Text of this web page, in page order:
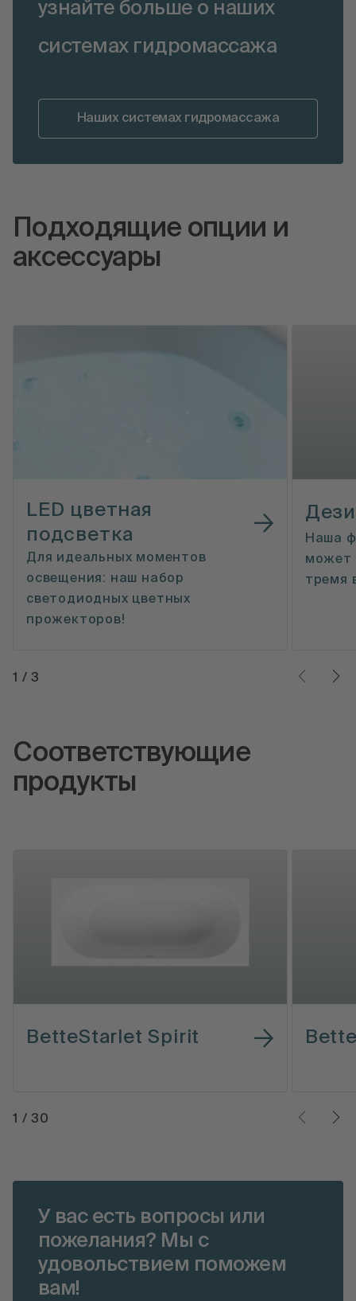
узнайте больше о наших
системах гидромассажа
Наших системах гидромассажа
Подходящие опции и
аксессуары
LED цветная
подсветка
Для идеальных моментов
освещения: наш набор
светодиодных цветных
прожекторов!
Наша
может
тремя
1 /3
Соответствующие
продукты
BetteStarlet Spirit
1 /30
У вас есть вопросы или
пожелания? Мы с
удовольствием поможем
вам!